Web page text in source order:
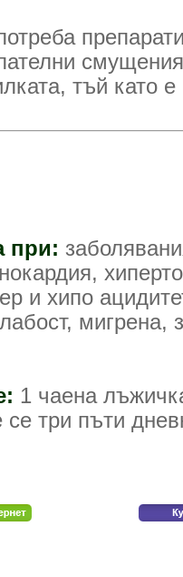
тъй като
при:
и хипо
мигрена,
1 чаена
три пъти